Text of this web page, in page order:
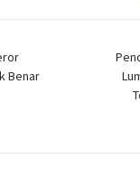
Benar